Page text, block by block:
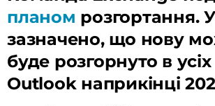
планом розгортання.
зазначено, що нову
буде розгорнуто в
Outlook наприкінці